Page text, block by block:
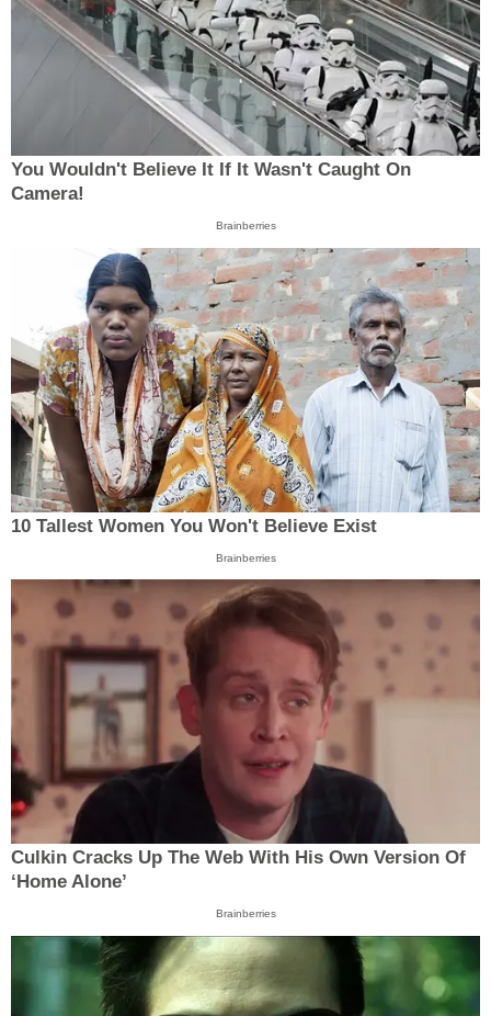
You Wouldn't Believe It If It Wasn't Caught On
Camera!
Brainberries
10 Tallest Women You Won't Believe Exist
Brainberries
Culkin Cracks Up The Web With His Own Version Of
‘Home Alone’
Brainberries